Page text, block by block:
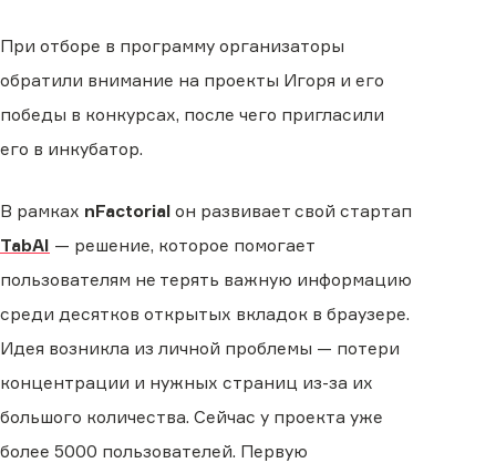
При отборе в программу организаторы
обратили внимание на проекты Игоря и его
победы в конкурсах, после чего пригласили
его в инкубатор.
В рамках nFactorial он развивает свой стартап
TabAI — решение, которое помогает
пользователям не терять важную информацию
среди десятков открытых вкладок в браузере.
Идея возникла из личной проблемы — потери
концентрации и нужных страниц из-за их
большого количества. Сейчас у проекта уже
более 5000 пользователей. Первую